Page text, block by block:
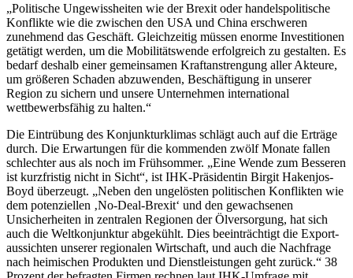
„Politische Ungewissheiten wie der Brexit oder handelspolitische
Konflikte wie die zwischen den USA und China erschweren
zunehmend das Geschäft. Gleichzeitig müssen enorme Investitionen
getätigt werden, um die Mobilitätswende erfolgreich zu gestalten. Es
bedarf deshalb einer gemeinsamen Kraftanstrengung aller Akteure,
um größeren Schaden abzuwenden, Beschäftigung in unserer
Region zu sichern und unsere Unternehmen international
wettbewerbsfähig zu halten.“
Die Eintrübung des Konjunkturklimas schlägt auch auf die Erträge
durch. Die Erwartungen für die kommenden zwölf Monate fallen
schlechter aus als noch im Frühsommer. „Eine Wende zum Besseren
ist kurzfristig nicht in Sicht“, ist IHK-Präsidentin Birgit Hakenjos-
Boyd überzeugt. „Neben den ungelösten politischen Konflikten wie
dem potenziellen ‚No-Deal-Brexit‘ und den gewachsenen
Unsicherheiten in zentralen Regionen der Ölversorgung, hat sich
auch die Weltkonjunktur abgekühlt. Dies beeinträchtigt die Export­
aussichten unserer regionalen Wirtschaft, und auch die Nachfrage
nach heimischen Produkten und Dienstleistungen geht zurück.“ 38